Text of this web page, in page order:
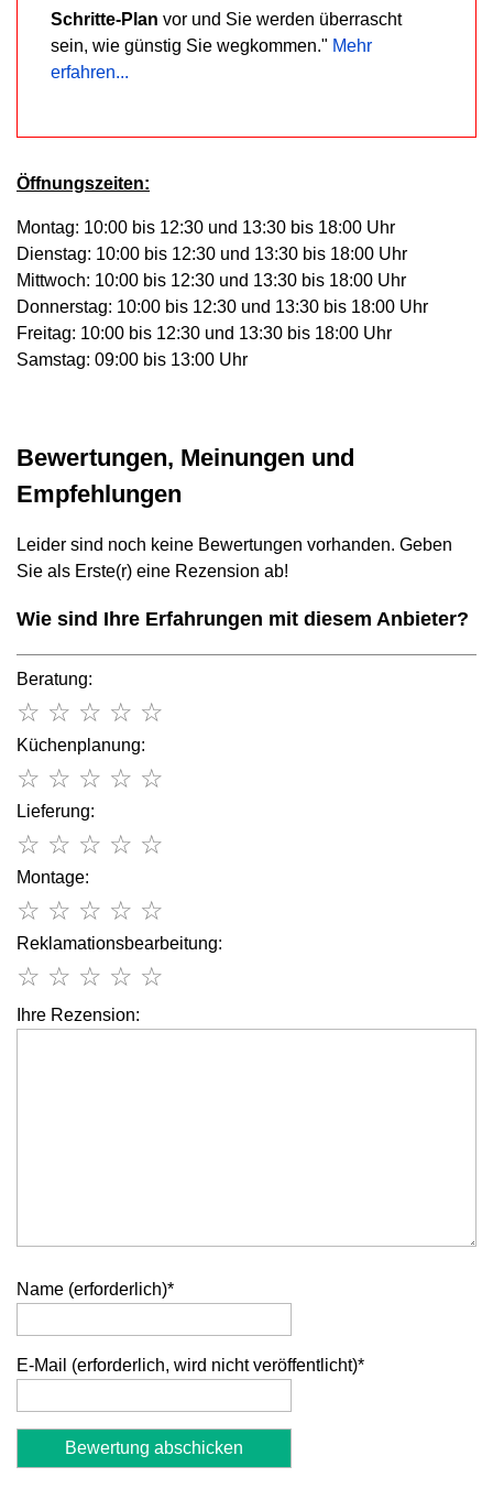
Schritte-Plan vor und Sie werden überrascht
sein, wie günstig Sie wegkommen." Mehr
erfahren...
Öffnungszeiten:
Montag: 10:00 bis 12:30 und 13:30 bis 18:00 Uhr
Dienstag: 10:00 bis 12:30 und 13:30 bis 18:00 Uhr
Mittwoch: 10:00 bis 12:30 und 13:30 bis 18:00 Uhr
Donnerstag: 10:00 bis 12:30 und 13:30 bis 18:00 Uhr
Freitag: 10:00 bis 12:30 und 13:30 bis 18:00 Uhr
Samstag: 09:00 bis 13:00 Uhr
Bewertungen, Meinungen und
Empfehlungen
Leider sind noch keine Bewertungen vorhanden. Geben
Sie als Erste(r) eine Rezension ab!
Wie sind Ihre Erfahrungen mit diesem Anbieter?
Beratung:
☆ ☆ ☆ ☆ ☆
Küchenplanung:
☆ ☆ ☆ ☆ ☆
Lieferung:
☆ ☆ ☆ ☆ ☆
Montage:
☆ ☆ ☆ ☆ ☆
Reklamationsbearbeitung:
☆ ☆ ☆ ☆ ☆
Ihre Rezension:
Name (erforderlich)*
E-Mail (erforderlich, wird nicht veröffentlicht)*